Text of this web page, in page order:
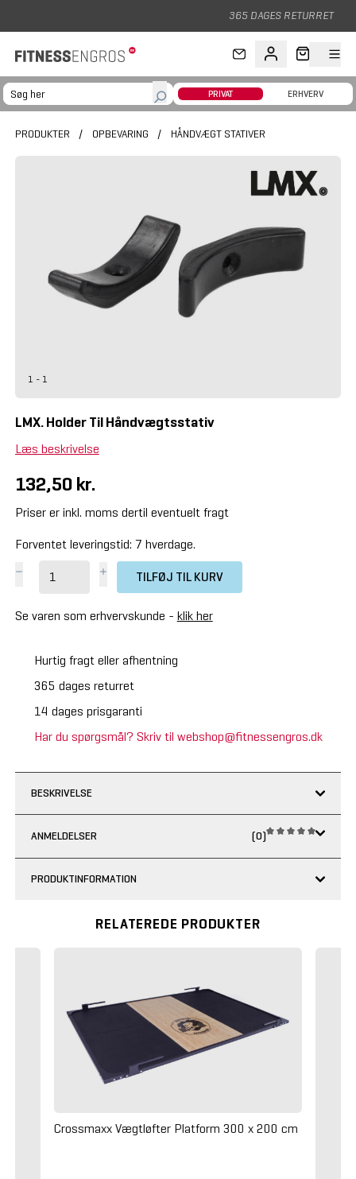
365 DAGES RETURRET
PRIVAT ERHVERV
PRODUKTER / OPBEVARING / HÅNDVÆGT STATIVER
1 - 1
LMX. Holder Til Håndvægtsstativ
Læs beskrivelse
132,50 kr.
Priser er inkl. moms dertil eventuelt fragt
Forventet leveringstid: 7 hverdage.
TILFØJ TIL KURV
Se varen som erhvervskunde - klik her
Hurtig fragt eller afhentning
365 dages returret
14 dages prisgaranti
Har du spørgsmål? Skriv til webshop@fitnessengros.dk
BESKRIVELSE
ANMELDELSER (0)
PRODUKTINFORMATION
RELATEREDE PRODUKTER
Crossmaxx Vægtløfter Platform 300 x 200 cm